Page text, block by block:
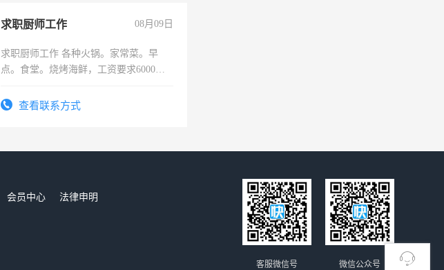
求职厨师工作 08月09日
求职厨师工作 各种火锅。家常菜。早
点。食堂。烧烤海鲜，工资要求6000以
查看联系方式
会员中心
法律申明
微信公众号
客服微信号